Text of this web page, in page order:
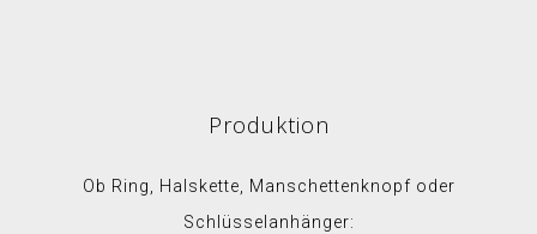
Produktion
Ob Ring, Halskette, Manschettenknopf oder
Schlüsselanhänger: